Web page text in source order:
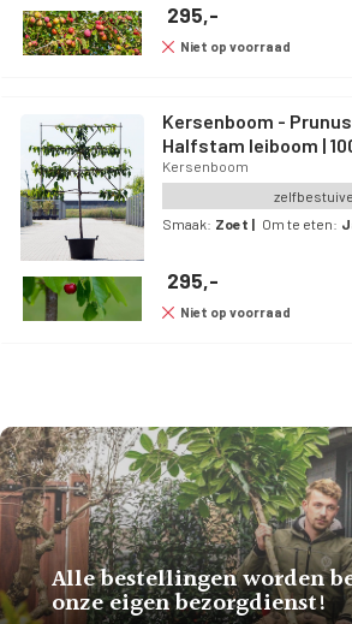
295,-
Niet op voorraad
Kersenboom - Prunus avium ‘Burlat’ |
Halfstam leiboom |
Kersenboom
Smaak: Zoet | Om te eten:
295,-
Niet op voorraad
Alle bestellingen worden
onze eigen bezorgdienst!